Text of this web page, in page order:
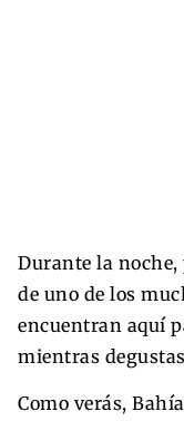
Durante la
de uno de los
encuentran aquí
mientras
Como verás,